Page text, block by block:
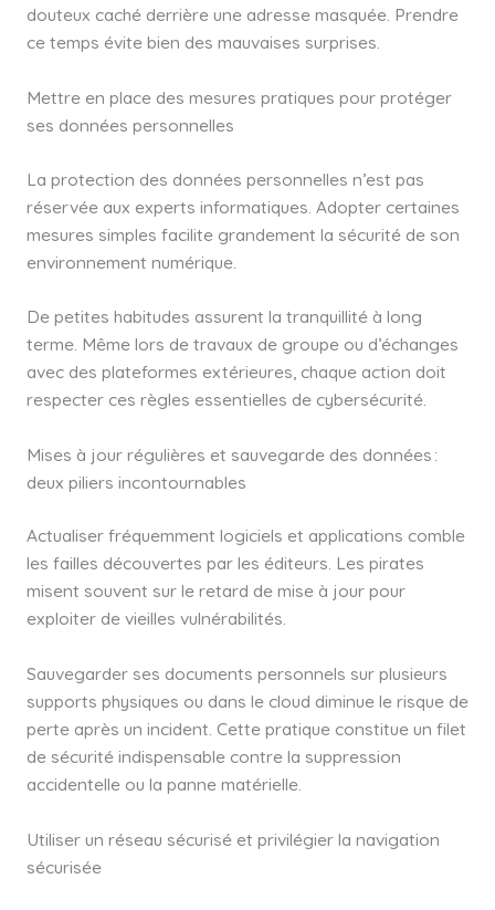
douteux caché derrière une adresse masquée. Prendre
ce temps évite bien des mauvaises surprises.
Mettre en place des mesures pratiques pour protéger
ses données personnelles
La protection des données personnelles n’est pas
réservée aux experts informatiques. Adopter certaines
mesures simples facilite grandement la sécurité de son
environnement numérique.
De petites habitudes assurent la tranquillité à long
terme. Même lors de travaux de groupe ou d’échanges
avec des plateformes extérieures, chaque action doit
respecter ces règles essentielles de cybersécurité.
Mises à jour régulières et sauvegarde des données :
deux piliers incontournables
Actualiser fréquemment logiciels et applications comble
les failles découvertes par les éditeurs. Les pirates
misent souvent sur le retard de mise à jour pour
exploiter de vieilles vulnérabilités.
Sauvegarder ses documents personnels sur plusieurs
supports physiques ou dans le cloud diminue le risque de
perte après un incident. Cette pratique constitue un filet
de sécurité indispensable contre la suppression
accidentelle ou la panne matérielle.
Utiliser un réseau sécurisé et privilégier la navigation
sécurisée